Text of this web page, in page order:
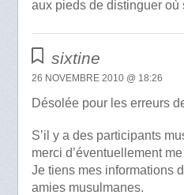
aux pieds de distinguer où
sixtine
26 NOVEMBRE 2010 @ 18:26
Désolée pour les erreurs
S’il y a des participants
merci d’éventuellement
Je tiens mes informations
amies musulmanes.